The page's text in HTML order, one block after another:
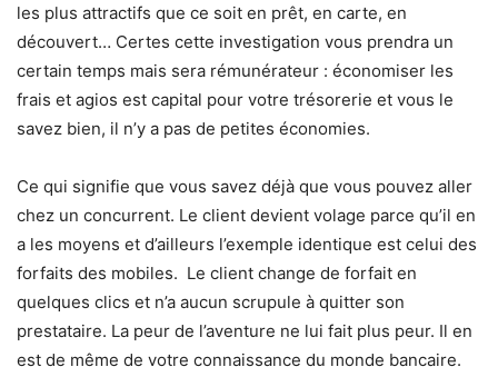
les plus attractifs que ce soit en prêt, en carte, en
découvert… Certes cette investigation vous prendra un
certain temps mais sera rémunérateur : économiser les
frais et agios est capital pour votre trésorerie et vous le
savez bien, il n’y a pas de petites économies.
Ce qui signifie que vous savez déjà que vous pouvez aller
chez un concurrent. Le client devient volage parce qu’il en
a les moyens et d’ailleurs l’exemple identique est celui des
forfaits des mobiles. Le client change de forfait en
quelques clics et n’a aucun scrupule à quitter son
prestataire. La peur de l’aventure ne lui fait plus peur. Il en
est de même de votre connaissance du monde bancaire.